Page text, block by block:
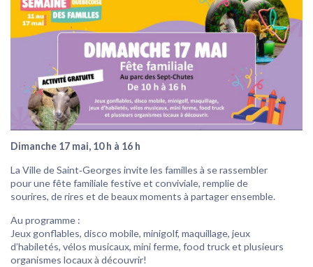
Dimanche 17 mai, 10 h à 16 h
La Ville de Saint‑Georges invite les familles à se rassembler
pour une fête familiale festive et conviviale, remplie de
sourires, de rires et de beaux moments à partager ensemble.
Au programme :
Jeux gonflables, disco mobile, minigolf, maquillage, jeux
d’habiletés, vélos musicaux, mini ferme, food truck et plusieurs
organismes locaux à découvrir!